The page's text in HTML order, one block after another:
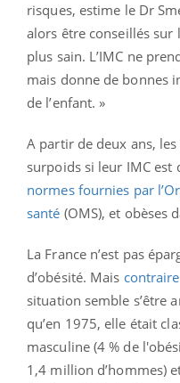
risques, estime le Dr
alors être conseillés sur
plus sain. L’IMC ne
mais donne de bonnes
de l’enfant. »
A partir de deux ans,
surpoids si leur IMC est
normes fournies par
santé (OMS), et obèses
La France n’est pas
d’obésité. Mais
situation semble s’être
qu’en 1975, elle était
masculine (4 % de
1,4 million d’hommes)